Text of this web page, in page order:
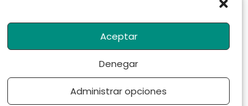
Aceptar
Denegar
Administrar opciones